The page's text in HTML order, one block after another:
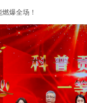
爆全场！